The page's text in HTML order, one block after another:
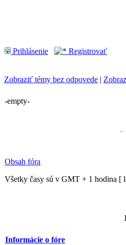
Prihlásenie Registrovať
Zobraziť témy bez odpovede |
-empty-
-
Obsah fóra
Všetky časy sú v GMT + 1 hodina [
Informácie o fóre